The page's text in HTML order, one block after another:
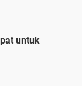
untuk